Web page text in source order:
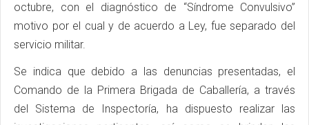
octubre, con el diagnóstico de “Síndrome Convulsivo”
motivo por el cual y de acuerdo a Ley, fue separado del
servicio militar.
Se indica que debido a las denuncias presentadas, el
Comando de la Primera Brigada de Caballería, a través
del Sistema de Inspectoría, ha dispuesto realizar las